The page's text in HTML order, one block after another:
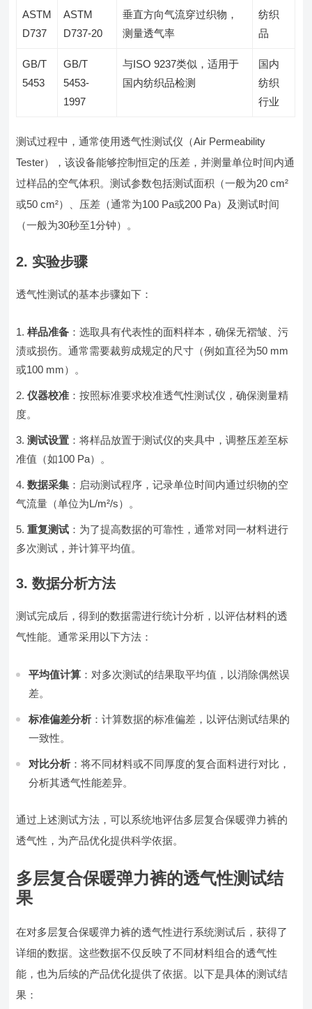
ASTM
D737
ASTM
D737-20
垂直方向气流穿过织物，
测量透气率
纺织
品
GB/T
5453
GB/T
5453-
1997
与ISO 9237类似，适用于
国内纺织品检测
国内
纺织
行业
测试过程中，通常使用透气性测试仪（Air Permeability
Tester），该设备能够控制恒定的压差，并测量单位时间内通
过样品的空气体积。测试参数包括测试面积（一般为20 cm²
或50 cm²）、压差（通常为100 Pa或200 Pa）及测试时间
（一般为30秒至1分钟）。
2. 实验步骤
透气性测试的基本步骤如下：
样品准备 ：选取具有代表性的面料样本，确保无褶皱、污
渍或损伤。通常需要裁剪成规定的尺寸（例如直径为50 mm
或100 mm）。
仪器校准 ：按照标准要求校准透气性测试仪，确保测量精
度。
测试设置 ：将样品放置于测试仪的夹具中，调整压差至标
准值（如100 Pa）。
数据采集 ：启动测试程序，记录单位时间内通过织物的空
气流量（单位为L/m²/s）。
重复测试 ：为了提高数据的可靠性，通常对同一材料进行
多次测试，并计算平均值。
3. 数据分析方法
测试完成后，得到的数据需进行统计分析，以评估材料的透
气性能。通常采用以下方法：
平均值计算 ：对多次测试的结果取平均值，以消除偶然误
差。
标准偏差分析 ：计算数据的标准偏差，以评估测试结果的
一致性。
对比分析 ：将不同材料或不同厚度的复合面料进行对比，
分析其透气性能差异。
通过上述测试方法，可以系统地评估多层复合保暖弹力裤的
透气性，为产品优化提供科学依据。
多层复合保暖弹力裤的透气性测试结
果
在对多层复合保暖弹力裤的透气性进行系统测试后，获得了
详细的数据。这些数据不仅反映了不同材料组合的透气性
能，也为后续的产品优化提供了依据。以下是具体的测试结
果：